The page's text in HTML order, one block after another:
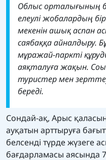
Облыс орталығының
елеулі жобалардың
мекенін ашық аспан
саябаққа айналдыру.
мұражай-паркті
аяқталуға жақын.
туристер мен
береді.
Сондай-ақ, Арыс
ауқатын арттыруға
белсенді түрде жүзеге
бағдарламасы аясында